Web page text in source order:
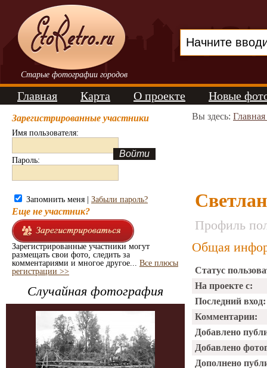
Старые фотографии городов
Главная Карта О проекте Новые
Зарегистрированные участники
Имя пользователя:
Пароль:
Запомнить меня | Забыли пароль?
Еще не участник?
Зарегистрированные участники могут
размещать свои фото, следить за
комментариями и многое другое... Все плюсы
регистрации >>
Случайная фотография
Вы здесь:
Профиль
Общая
Статус
На проекте с:
Последний вход:
Комментарии:
Добавлено
Добавлено
Дополнено